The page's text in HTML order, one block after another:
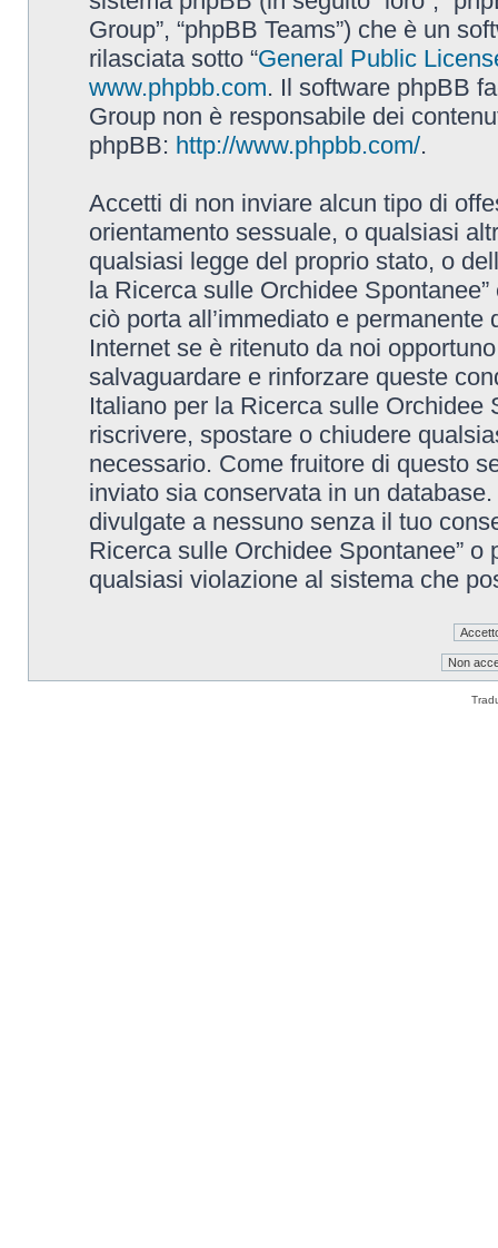
Group”, “phpBB Teams”) che è un
rilasciata sotto “General Public
www.phpbb.com. Il software phpBB
Group non è responsabile dei
phpBB: http://www.phpbb.com/.
Accetti di non inviare alcun tipo di
orientamento sessuale, o qualsiasi
qualsiasi legge del proprio stato, o
la Ricerca sulle Orchidee
ciò porta all’immediato e
Internet se è ritenuto da noi
salvaguardare e rinforzare queste
Italiano per la Ricerca sulle Orchidee
riscrivere, spostare o chiudere
necessario. Come fruitore di questo
inviato sia conservata in un
divulgate a nessuno senza il tuo
Ricerca sulle Orchidee Spontanee”
qualsiasi violazione al sistema che